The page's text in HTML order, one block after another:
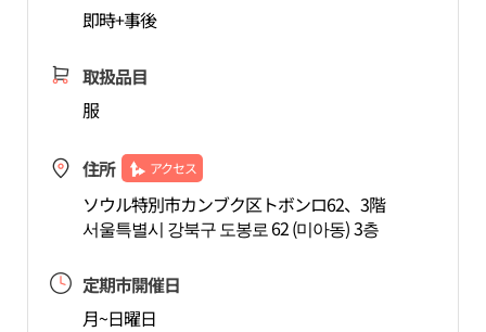
即時+事後
取扱品目
服
住所 アクセス
ソウル特別市カンブク区トボンロ62、3階
서울특별시 강북구 도봉로 62 (미아동) 3층
定期市開催日
月~日曜日